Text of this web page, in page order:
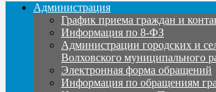
Администрация
График приема граждан и
Информация по 8-ФЗ
Администрации городских и
Волховского муниципального
Электронная форма обращений
Информация по обращениям